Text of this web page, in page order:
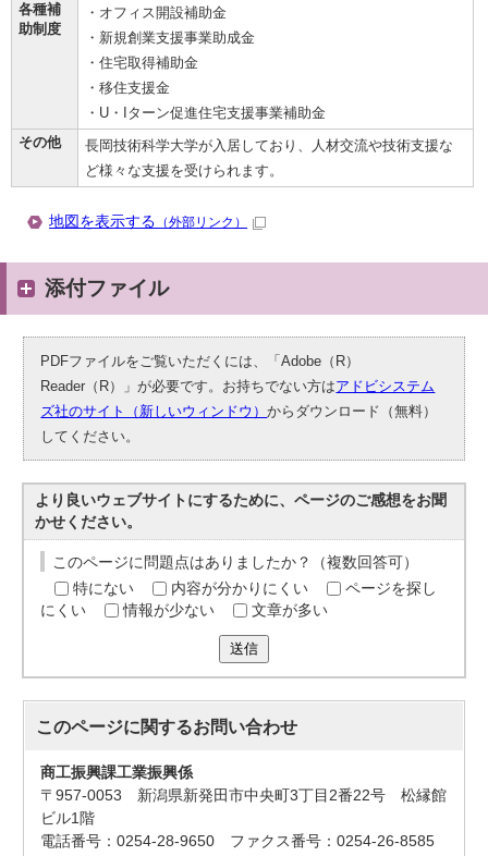
各種補
助制度
・オフィス開設補助金
・新規創業支援事業助成金
・住宅取得補助金
・移住支援金
・U・Iターン促進住宅支援事業補助金
その他
長岡技術科学大学が入居しており、人材交流や技術支援な
ど様々な支援を受けられます。
地図を表示する （外部リンク）
添付ファイル
PDFファイルをご覧いただくには、「Adobe（R）
Reader（R）」が必要です。お持ちでない方はアドビシステム
ズ社のサイト（新しいウィンドウ）からダウンロード（無料）
してください。
より良いウェブサイトにするために、ページのご感想をお聞
かせください。
このページに問題点はありましたか？（複数回答可）
特にない
内容が分かりにくい
ページを探し
にくい
情報が少ない 文章が多い
送信
このページに関するお問い合わせ
商工振興課工業振興係
〒957-0053 新潟県新発田市中央町3丁目2番22号 松縁館
ビル1階
電話番号：0254-28-9650 ファクス番号：0254-26-8585